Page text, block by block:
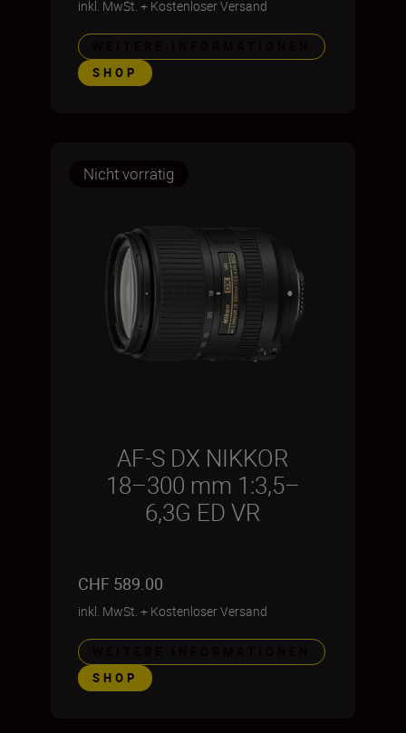
inkl. MwSt. + Kostenloser Versand
SHOP
Nicht vorrätig
AF-S DX NIKKOR
18–300 mm 1:3,5–
6,3G ED VR
CHF 589.00
inkl. MwSt. + Kostenloser Versand
SHOP